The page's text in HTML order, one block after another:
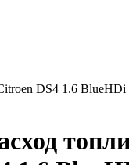
DS4 1.6 BlueHDi